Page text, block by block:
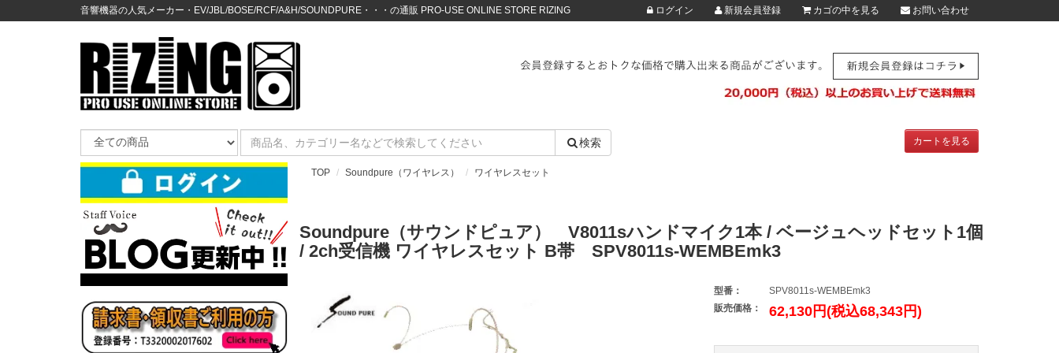
音響機器の人気メーカー・EV/JBL/BOSE/RCF/A&H/SOUNDPURE・・・の通販 PRO-USE ONLINE STORE RIZING ログイン 新規会員登録 カゴの中を見る お問い合わせ
検索 カートを見る
TOP Soundpure（ワイヤレス） ワイヤレスセット
Soundpure（サウンドピュア） V8011sハンドマイク1本 / ベージュヘッドセット1個
/ 2ch受信機 ワイヤレスセット B帯 SPV8011s-WEMBEmk3
型番：
SPV8011s-WEMBEmk3
販売価格：
62,130円(税込68,343円)